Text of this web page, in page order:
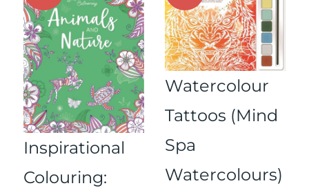
Inspirational
Colouring:
Watercolour
Tattoos (Mind
Spa
Watercolours)